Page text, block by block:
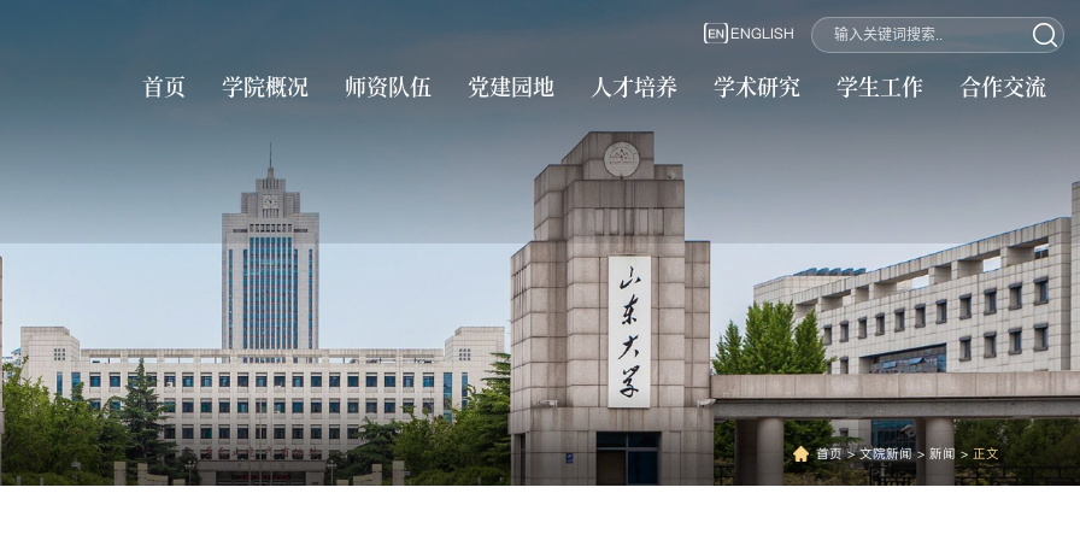
ENGLISH
首页 学院概况 师资队伍 党建园地 人才培养 学术研究 学生工作 合作交流
首页>文院新闻> 新闻 > 正文